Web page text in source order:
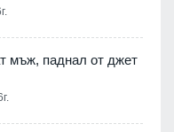
мъж, паднал от джет